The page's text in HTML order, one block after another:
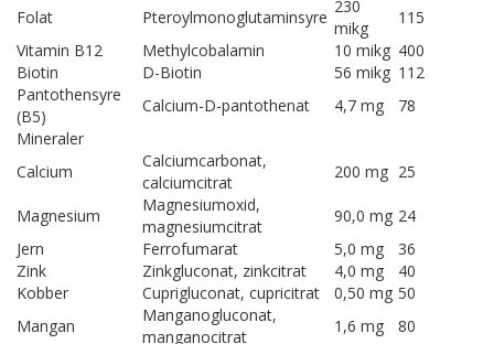
Folat
Pteroylmonoglutaminsyre
230
mikg
115
Vitamin B12
Methylcobalamin 10 mikg 400
Biotin
D-Biotin 56 mikg 112
Pantothensyre
(B5)
Calcium-D-pantothenat 4,7 mg
78
Mineraler
Calcium
Calciumcarbonat,
calciumcitrat
200 mg 25
Magnesium
Magnesiumoxid,
magnesiumcitrat
90,0 mg 24
Jern
Ferrofumarat 5,0 mg
36
Zink
Zinkgluconat, zinkcitrat 4,0 mg
40
Kobber
Cuprigluconat, cupricitrat 0,50 mg 50
Mangan
Manganogluconat,
manganocitrat
1,6 mg 80